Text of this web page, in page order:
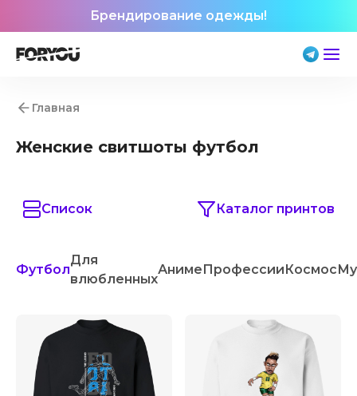
Брендирование одежды!
Главная
Женские свитшоты футбол
Список Каталог принтов
Футбол
Для
влюбленных
АнимеПрофессииКосмос